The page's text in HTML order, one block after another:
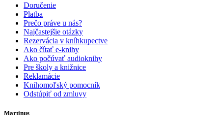
Doručenie
Platba
Prečo práve u nás?
Najčastejšie otázky
Rezervácia v kníhkupectve
Ako čítať e-knihy
Ako počúvať audioknihy
Pre školy a knižnice
Reklamácie
Knihomoľský pomocník
Odstúpiť od zmluvy
Martinus